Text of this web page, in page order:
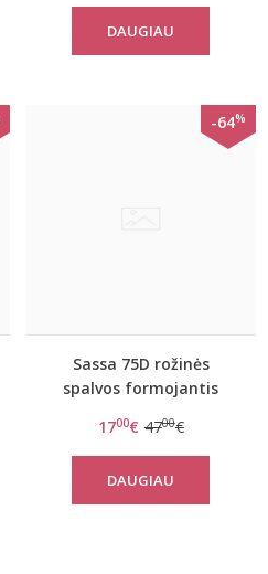
DAUGIAU
-64%
Sassa 75D rožinės
spalvos formojantis
Secret 989
1700€ 4700€
DAUGIAU